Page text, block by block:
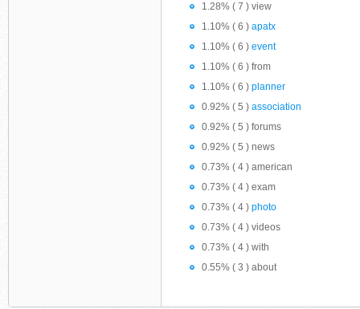
1.28% ( 7 ) view
1.10% ( 6 ) apatx
1.10% ( 6 ) event
1.10% ( 6 ) from
1.10% ( 6 ) planner
0.92% ( 5 ) association
0.92% ( 5 ) forums
0.92% ( 5 ) news
0.73% ( 4 ) american
0.73% ( 4 ) exam
0.73% ( 4 ) photo
0.73% ( 4 ) videos
0.73% ( 4 ) with
0.55% ( 3 ) about